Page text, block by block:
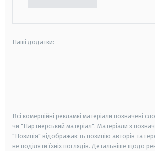
Наші додатки:
Всі комерційні рекламні матеріали позначені
чи "Партнерський матеріал". Матеріали з
"Позиція" відображають позицію авторів та
не поділяти їхніх поглядів. Детальніше щодо